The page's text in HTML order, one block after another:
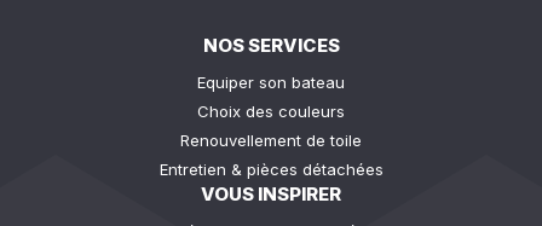
NOS SERVICES
Equiper son bateau
Choix des couleurs
Renouvellement de toile
Entretien & pièces détachées
VOUS INSPIRER